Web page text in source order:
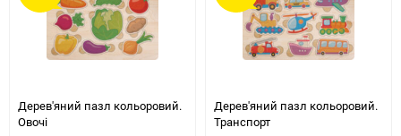
Дерев'яний пазл кольоровий.
Овочі
Дерев'яний пазл кольоровий.
Транспорт